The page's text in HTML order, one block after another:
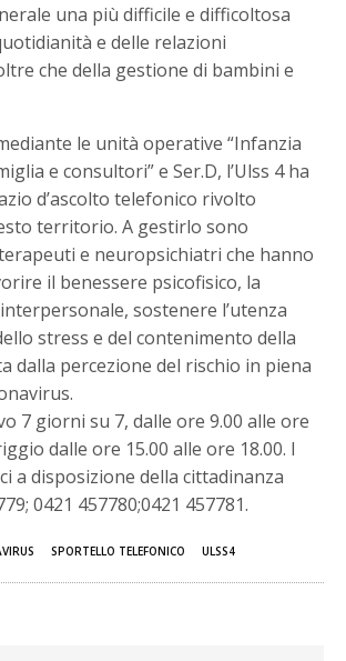
una più difficile e difficoltosa
e delle relazioni
che della gestione di bambini e
le unità operative “Infanzia
e consultori” e Ser.D, l’Ulss 4 ha
d’ascolto telefonico rivolto
territorio. A gestirlo sono
e neuropsichiatri che hanno
il benessere psicofisico, la
sostenere l’utenza
stress e del contenimento della
dalla percezione del rischio in piena
7 giorni su 7, dalle ore 9.00 alle ore
dalle ore 15.00 alle ore 18.00. I
a disposizione della cittadinanza
0421 457780;0421 457781.
SPORTELLO TELEFONICO ULSS4